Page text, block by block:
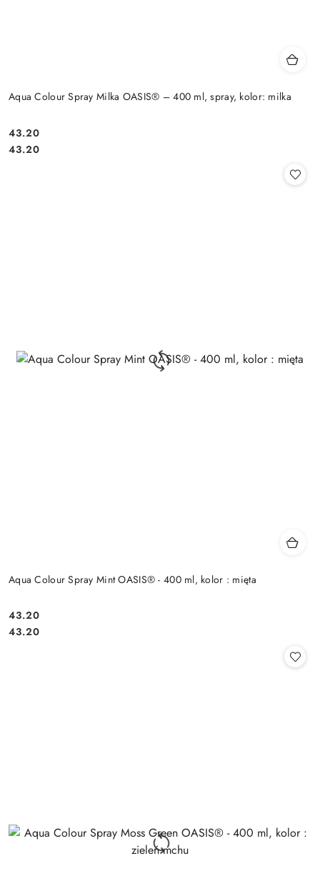
Aqua Colour Spray Milka OASIS® – 400 ml, spray, kolor: milka
Cena:
43.20
Cena:
43.20
Aqua Colour Spray Mint OASIS® - 400 ml, kolor : mięta
Cena:
43.20
Cena:
43.20